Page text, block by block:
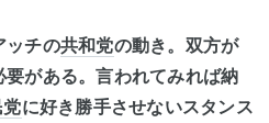
ッチの共和党の動き。双方が
がある。言われてみれば納
に好き勝手させないスタンス